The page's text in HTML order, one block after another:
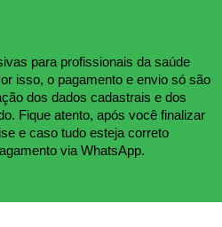
para profissionais da saúde
isso, o pagamento e envio só são
dos dados cadastrais e dos
Fique atento, após você finalizar
e caso tudo esteja correto
via WhatsApp.